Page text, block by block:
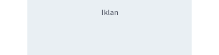
Iklan